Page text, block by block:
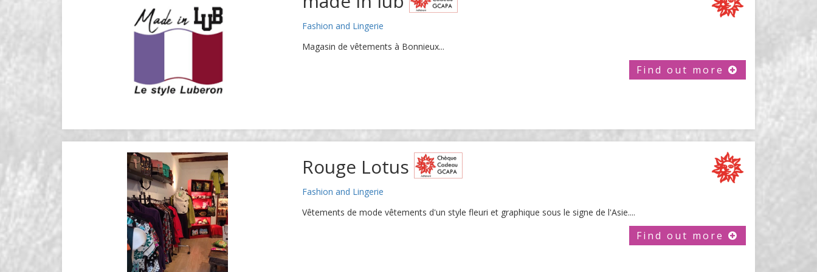
Fashion and Lingerie
Magasin de vêtements à Bonnieux...
Find out more
Rouge Lotus
Fashion and Lingerie
Vêtements de mode vêtements d'un style fleuri et graphique sous le signe de l'Asie....
Find out more